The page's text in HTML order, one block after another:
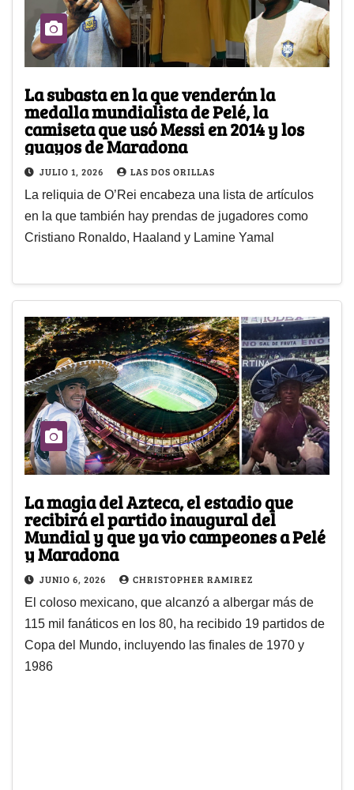
La subasta en la que venderán la
medalla mundialista de Pelé, la
camiseta que usó Messi en 2014 y los
guayos de Maradona
JULIO 1, 2026 LAS DOS ORILLAS
La reliquia de O’Rei encabeza una lista de artículos
en la que también hay prendas de jugadores como
Cristiano Ronaldo, Haaland y Lamine Yamal
La magia del Azteca, el estadio que
recibirá el partido inaugural del
Mundial y que ya vio campeones a Pelé
y Maradona
JUNIO 6, 2026 CHRISTOPHER RAMIREZ
El coloso mexicano, que alcanzó a albergar más de
115 mil fanáticos en los 80, ha recibido 19 partidos de
Copa del Mundo, incluyendo las finales de 1970 y
1986